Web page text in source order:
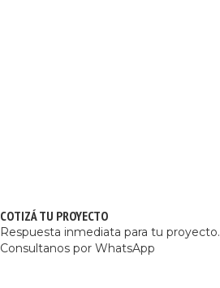
COTIZÁ TU PROYECTO
Respuesta inmediata para tu proyecto.
Consultanos por WhatsApp